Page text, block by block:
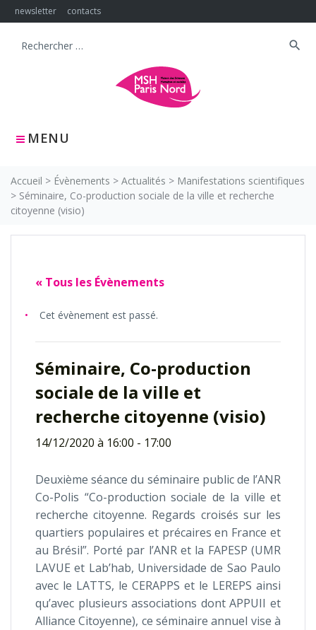
Skip
to
newsletter contacts
MENU
Search
search
Accueil > Évènements > Actualités > Manifestations scientifiques
> Séminaire, Co-production sociale de la ville et recherche
citoyenne (visio)
« Tous les Évènements
Cet évènement est passé.
Séminaire, Co-production
sociale de la ville et
recherche citoyenne (visio)
14/12/2020 à 16:00 - 17:00
Deuxième séance du séminaire public de l’ANR
Co-Polis “Co-production sociale de la ville et
recherche citoyenne. Regards croisés sur les
quartiers populaires et précaires en France et
au Brésil”. Porté par l’ANR et la FAPESP (UMR
LAVUE et Lab’hab, Universidade de Sao Paulo
avec le LATTS, le CERAPPS et le LEREPS ainsi
qu’avec plusieurs associations dont APPUII et
Alliance Citoyenne), ce séminaire annuel vise à